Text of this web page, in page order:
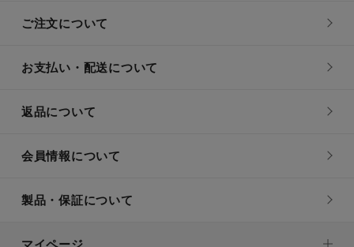
ご注文について
お支払い・配送について
返品について
会員情報について
製品・保証について
マイページ